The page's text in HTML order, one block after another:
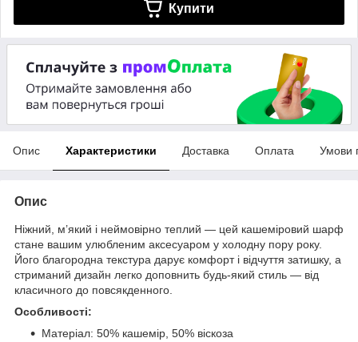
Купити
Опис Характеристики Доставка Оплата Умови
Опис
Ніжний, м’який і неймовірно теплий — цей кашеміровий шарф
стане вашим улюбленим аксесуаром у холодну пору року.
Його благородна текстура дарує комфорт і відчуття затишку, а
стриманий дизайн легко доповнить будь-який стиль — від
класичного до повсякденного.
Особливості:
Матеріал: 50% кашемір, 50% віскоза